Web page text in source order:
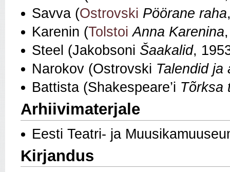
Savva (Ostrovski Pöörane raha
Karenin (Tolstoi Anna Karenina
Steel (Jakobsoni Šaakalid,
Narokov (Ostrovski Talendid ja
Battista (Shakespeare’i Tõrksa
Arhiivimaterjale
Eesti Teatri- ja
Kirjandus